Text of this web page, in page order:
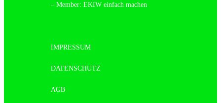
– Member: EKIW einfach machen
IMPRESSUM
DATENSCHUTZ
AGB